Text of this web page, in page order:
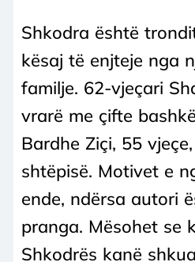
Shkodra është
kësaj të enjteje nga
familje. 62-vjeçari
vrarë me çifte
Bardhe Ziçi, 55
shtëpisë. Motivet e
ende, ndërsa autori
pranga. Mësohet se
Shkodrës kanë